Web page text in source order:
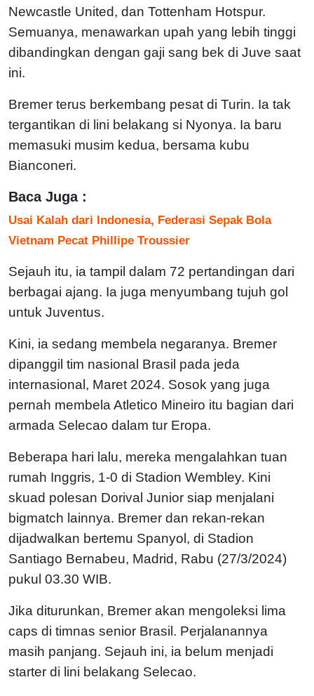
Newcastle United, dan Tottenham Hotspur.
Semuanya, menawarkan upah yang lebih tinggi
dibandingkan dengan gaji sang bek di Juve saat
ini.
Bremer terus berkembang pesat di Turin. Ia tak
tergantikan di lini belakang si Nyonya. Ia baru
memasuki musim kedua, bersama kubu
Bianconeri.
Baca Juga :
Usai Kalah dari Indonesia, Federasi Sepak Bola
Vietnam Pecat Phillipe Troussier
Sejauh itu, ia tampil dalam 72 pertandingan dari
berbagai ajang. Ia juga menyumbang tujuh gol
untuk Juventus.
Kini, ia sedang membela negaranya. Bremer
dipanggil tim nasional Brasil pada jeda
internasional, Maret 2024. Sosok yang juga
pernah membela Atletico Mineiro itu bagian dari
armada Selecao dalam tur Eropa.
Beberapa hari lalu, mereka mengalahkan tuan
rumah Inggris, 1-0 di Stadion Wembley. Kini
skuad polesan Dorival Junior siap menjalani
bigmatch lainnya. Bremer dan rekan-rekan
dijadwalkan bertemu Spanyol, di Stadion
Santiago Bernabeu, Madrid, Rabu (27/3/2024)
pukul 03.30 WIB.
Jika diturunkan, Bremer akan mengoleksi lima
caps di timnas senior Brasil. Perjalanannya
masih panjang. Sejauh ini, ia belum menjadi
starter di lini belakang Selecao.